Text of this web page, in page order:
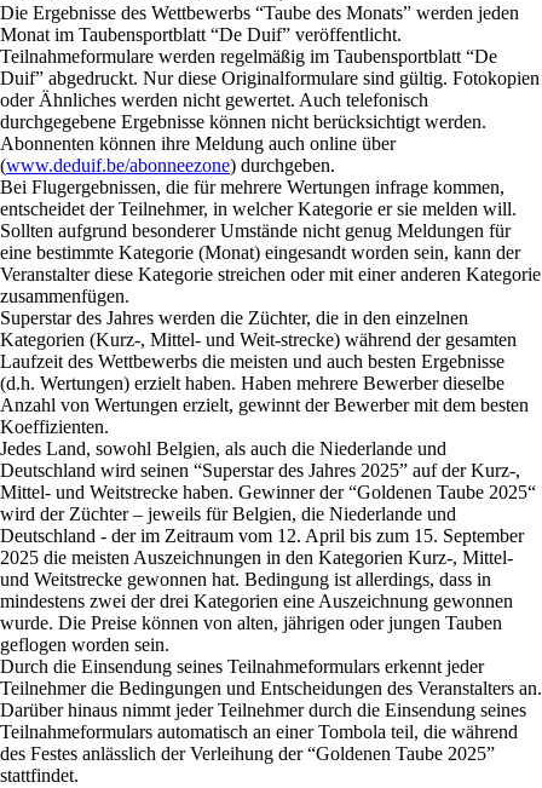
Die Ergebnisse des Wettbewerbs “Taube des Monats” werden jeden
Monat im Taubensportblatt “De Duif” veröffentlicht.
Teilnahmeformulare werden regelmäßig im Taubensportblatt “De
Duif” abgedruckt. Nur diese Originalformulare sind gültig. Fotokopien
oder Ähnliches werden nicht gewertet. Auch telefonisch
durchgegebene Ergebnisse können nicht berücksichtigt werden.
Abonnenten können ihre Meldung auch online über
(www.deduif.be/abonneezone) durchgeben.
Bei Flugergebnissen, die für mehrere Wertungen infrage kommen,
entscheidet der Teilnehmer, in welcher Kategorie er sie melden will.
Sollten aufgrund besonderer Umstände nicht genug Meldungen für
eine bestimmte Kategorie (Monat) eingesandt worden sein, kann der
Veranstalter diese Kategorie streichen oder mit einer anderen Kategorie
zusammenfügen.
Superstar des Jahres werden die Züchter, die in den einzelnen
Kategorien (Kurz-, Mittel- und Weit-strecke) während der gesamten
Laufzeit des Wettbewerbs die meisten und auch besten Ergebnisse
(d.h. Wertungen) erzielt haben. Haben mehrere Bewerber dieselbe
Anzahl von Wertungen erzielt, gewinnt der Bewerber mit dem besten
Koeffizienten.
Jedes Land, sowohl Belgien, als auch die Niederlande und
Deutschland wird seinen “Superstar des Jahres 2025” auf der Kurz-,
Mittel- und Weitstrecke haben. Gewinner der “Goldenen Taube 2025“
wird der Züchter – jeweils für Belgien, die Niederlande und
Deutschland - der im Zeitraum vom 12. April bis zum 15. September
2025 die meisten Auszeichnungen in den Kategorien Kurz-, Mittel-
und Weitstrecke gewonnen hat. Bedingung ist allerdings, dass in
mindestens zwei der drei Kategorien eine Auszeichnung gewonnen
wurde. Die Preise können von alten, jährigen oder jungen Tauben
geflogen worden sein.
Durch die Einsendung seines Teilnahmeformulars erkennt jeder
Teilnehmer die Bedingungen und Entscheidungen des Veranstalters an.
Darüber hinaus nimmt jeder Teilnehmer durch die Einsendung seines
Teilnahmeformulars automatisch an einer Tombola teil, die während
des Festes anlässlich der Verleihung der “Goldenen Taube 2025”
stattfindet.